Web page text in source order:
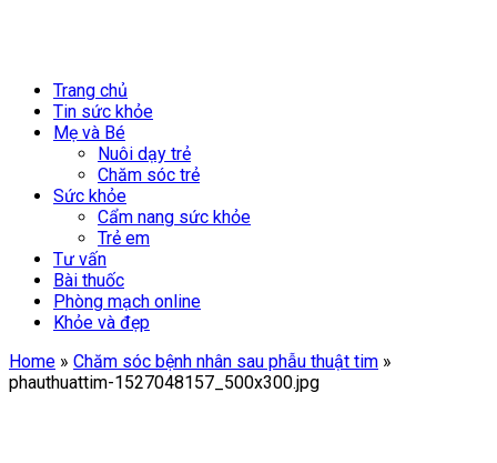
Trang chủ
Tin sức khỏe
Mẹ và Bé
Nuôi dạy trẻ
Chăm sóc trẻ
Sức khỏe
Cẩm nang sức khỏe
Trẻ em
Tư vấn
Bài thuốc
Phòng mạch online
Khỏe và đẹp
Home » Chăm sóc bệnh nhân sau phẫu thuật tim »
phauthuattim-1527048157_500x300.jpg